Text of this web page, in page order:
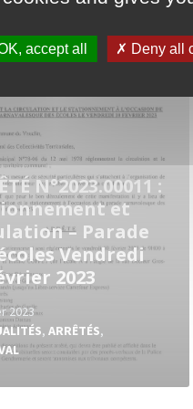
N°2023.00011 :
et
– Parade
Vendredi
2023
2023
,ARRÊTÉS,
accept all Deny all